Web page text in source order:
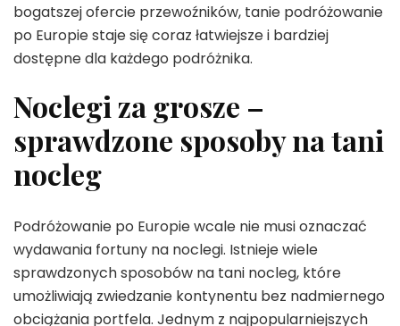
bogatszej ofercie przewoźników, tanie podróżowanie
po Europie staje się coraz łatwiejsze i bardziej
dostępne dla każdego podróżnika.
Noclegi za grosze –
sprawdzone sposoby na tani
nocleg
Podróżowanie po Europie wcale nie musi oznaczać
wydawania fortuny na noclegi. Istnieje wiele
sprawdzonych sposobów na tani nocleg, które
umożliwiają zwiedzanie kontynentu bez nadmiernego
obciążania portfela. Jednym z najpopularniejszych